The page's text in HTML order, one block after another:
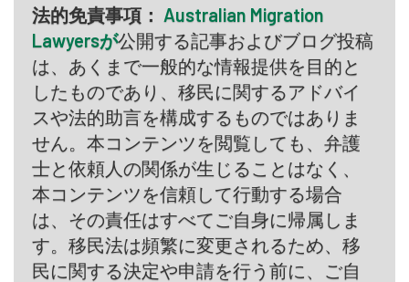
法的免責事項： Australian Migration
Lawyersが公開する記事およびブログ投稿
は、あくまで一般的な情報提供を目的と
したものであり、移民に関するアドバイ
スや法的助言を構成するものではありま
せん。本コンテンツを閲覧しても、弁護
士と依頼人の関係が生じることはなく、
本コンテンツを信頼して行動する場合
は、その責任はすべてご自身に帰属しま
す。移民法は頻繁に変更されるため、移
民に関する決定や申請を行う前に、ご自